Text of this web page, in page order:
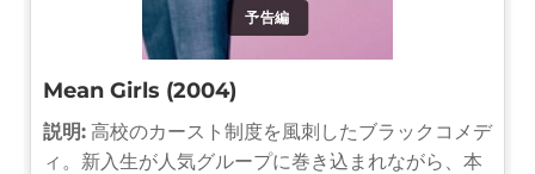
予告編
Mean Girls (2004)
説明: 高校のカースト制度を風刺したブラックコメデ
ィ。新入生が人気グループに巻き込まれながら、本